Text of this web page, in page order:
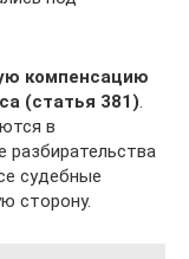
компенсацию
(статья 381).
в
разбирательства
судебные
сторону.